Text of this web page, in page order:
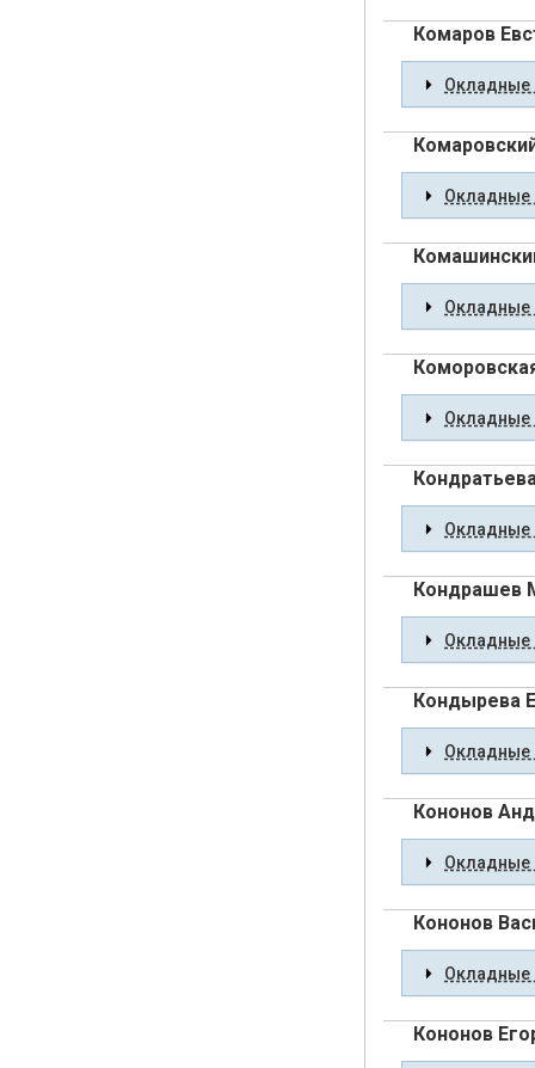
Комаров
Окладные
Окладные
Окладные
Окладные
Окладные
Кондрашев
Окладные
Кондырева
Окладные
Кононов
Окладные
Кононов
Окладные
Кононов